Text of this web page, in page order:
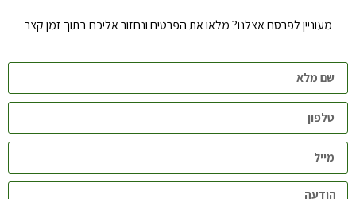
מעוניין לפרסם אצלנו? מלאו את הפרטים ונחזור אליכם בתוך זמן קצר